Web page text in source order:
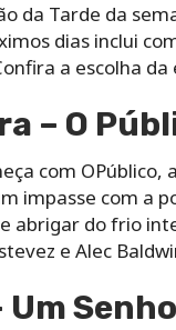
da Tarde da
dias inclui
a escolha
– O
com
impasse com a
abrigar do frio
e Alec